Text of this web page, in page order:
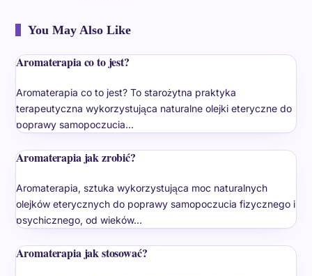
You May Also Like
Aromaterapia co to jest?
Aromaterapia co to jest? To starożytna praktyka
terapeutyczna wykorzystująca naturalne olejki eteryczne do
poprawy samopoczucia…
Aromaterapia jak zrobić?
Aromaterapia, sztuka wykorzystująca moc naturalnych
olejków eterycznych do poprawy samopoczucia fizycznego i
psychicznego, od wieków…
Aromaterapia jak stosować?